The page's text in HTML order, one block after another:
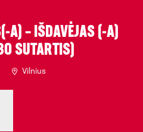
A) – IŠDAVĖJAS (-A)
SUTARTIS)
Vilnius